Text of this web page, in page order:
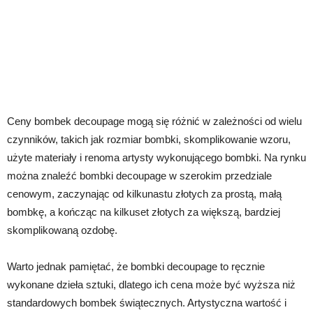
Ceny bombek decoupage mogą się różnić w zależności od wielu
czynników, takich jak rozmiar bombki, skomplikowanie wzoru,
użyte materiały i renoma artysty wykonującego bombki. Na rynku
można znaleźć bombki decoupage w szerokim przedziale
cenowym, zaczynając od kilkunastu złotych za prostą, małą
bombkę, a kończąc na kilkuset złotych za większą, bardziej
skomplikowaną ozdobę.
Warto jednak pamiętać, że bombki decoupage to ręcznie
wykonane dzieła sztuki, dlatego ich cena może być wyższa niż
standardowych bombek świątecznych. Artystyczna wartość i